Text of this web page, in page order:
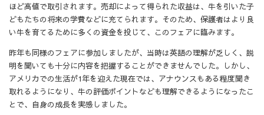
ほど高値で取引されます。売却によって得られた収益は、牛を引いた子
どもたちの将来の学費などに充てられます。そのため、保護者はより良
い牛を育てるために多くの資金を投じて、このフェアに臨みます。
昨年も同様のフェアに参加しましたが、当時は英語の理解が乏しく、説
明を聞いても十分に内容を把握することができませんでした。しかし、
アメリカでの生活が1年を迎えた現在では、アナウンスもある程度聞き
取れるようになり、牛の評価ポイントなども理解できるようになったこ
とで、自身の成長を実感しました。